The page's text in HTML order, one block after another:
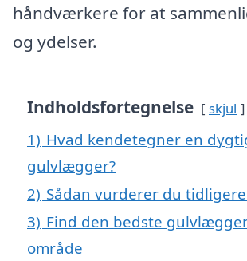
håndværkere for at
og ydelser.
Indholdsfortegnelse skjul
1) Hvad kendetegner en
gulvlægger?
2) Sådan vurderer du
3) Find den bedste
område